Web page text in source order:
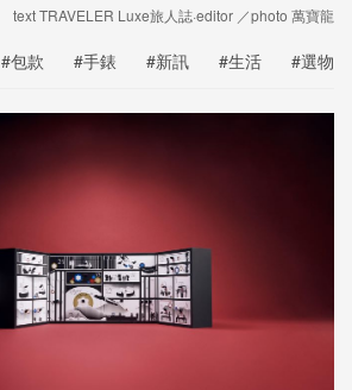
text TRAVELER Luxe旅人誌·editor ／photo 萬寶龍
#包款 #手錶 #新訊 #生活 #選物